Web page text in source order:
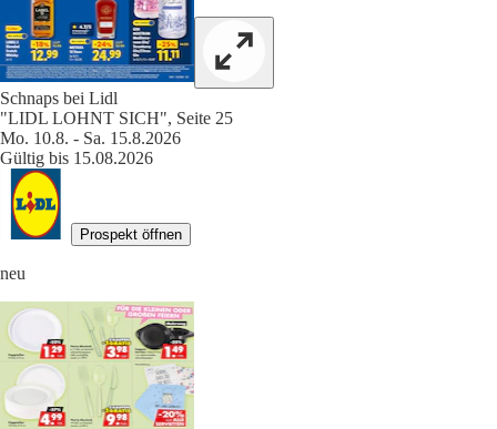
Schnaps bei Lidl
"LIDL LOHNT SICH", Seite 25
Mo. 10.8. - Sa. 15.8.2026
Gültig bis 15.08.2026
Prospekt öffnen
neu